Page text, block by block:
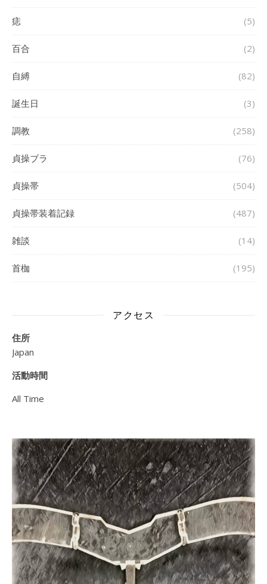
痣 (5)
百合 (2)
自縛 (82)
誕生日 (3)
調教 (258)
貞操ブラ (76)
貞操帯 (504)
貞操帯装着記録 (487)
雑談 (14)
首枷 (195)
アクセス
住所
Japan
活動時間
All Time